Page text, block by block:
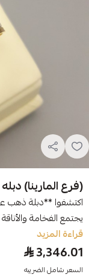
(فرع المارينا) دبله ذهب
يجتمع الفخامة
قراءة المزيد
3,346.01
السعر شامل الضريبه